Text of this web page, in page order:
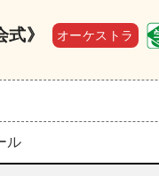
》 オーケストラ
ル